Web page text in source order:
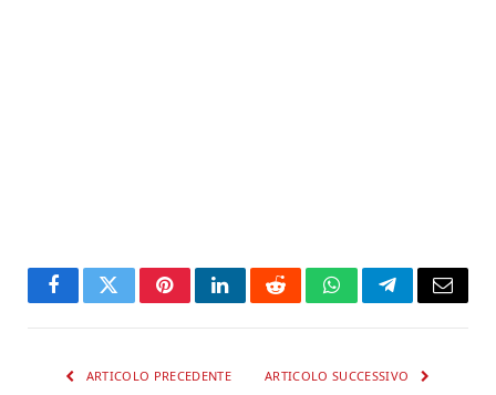
FacebookTwitterPinterestLinkedInRedditWhatsAppTelegramEmail
ARTICOLO PRECEDENTE ARTICOLO SUCCESSIVO